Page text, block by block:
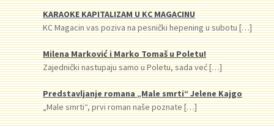
KARAOKE KAPITALIZAM U KC MAGACINU
KC Magacin vas poziva na pesnički hepening u subotu[…]
Milena Marković i Marko Tomaš u Poletu!
Zajednički nastupaju samo u Poletu, sada već[…]
Predstavljanje romana „Male smrti“ Jelene Kajgo
„Male smrti“, prvi roman naše poznate[…]